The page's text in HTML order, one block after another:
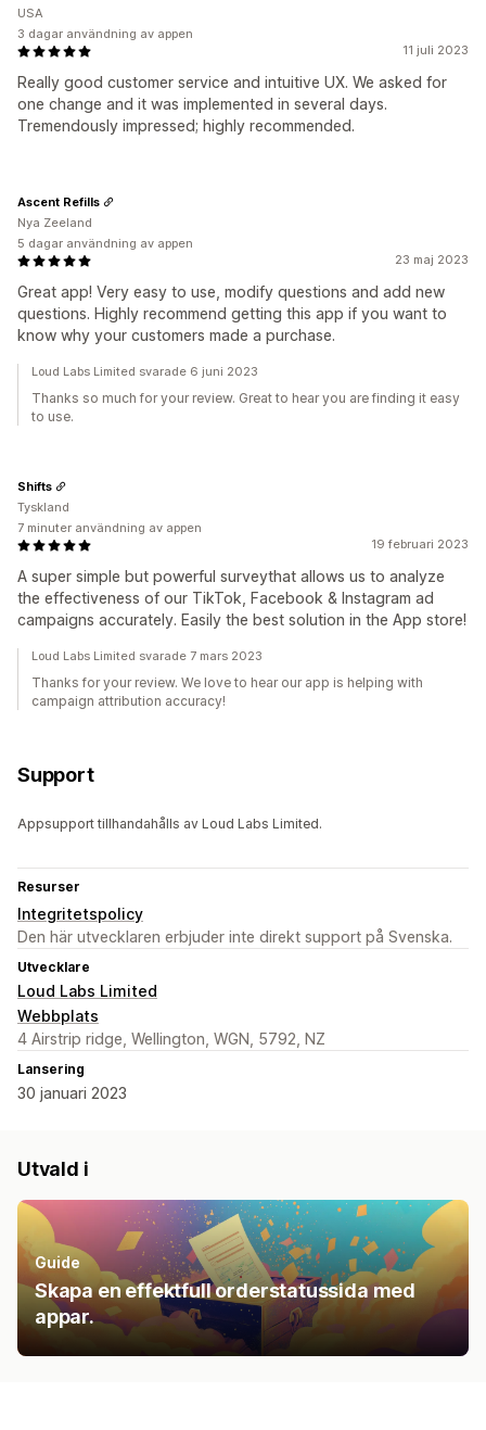
11 juli 2023
Really good customer service and intuitive UX. We asked for
one change and it was implemented in several days.
Tremendously impressed; highly recommended.
USA
3 dagar användning av appen
23 maj 2023
Great app! Very easy to use, modify questions and add new
questions. Highly recommend getting this app if you want to
know why your customers made a purchase.
Ascent Refills
Nya Zeeland
5 dagar användning av appen
Loud Labs Limited svarade 6 juni 2023
Thanks so much for your review. Great to hear you are finding it easy
to use.
19 februari 2023
A super simple but powerful surveythat allows us to analyze
the effectiveness of our TikTok, Facebook & Instagram ad
campaigns accurately. Easily the best solution in the App store!
Shifts
Tyskland
7 minuter användning av appen
Loud Labs Limited svarade 7 mars 2023
Thanks for your review. We love to hear our app is helping with
campaign attribution accuracy!
Support
Appsupport tillhandahålls av Loud Labs Limited.
Resurser
Integritetspolicy
Den här utvecklaren erbjuder inte direkt support på Svenska.
Utvecklare
Loud Labs Limited
Webbplats
4 Airstrip ridge, Wellington, WGN, 5792, NZ
Lansering
30 januari 2023
Utvald i
Guide
Skapa en effektfull orderstatussida med
appar.